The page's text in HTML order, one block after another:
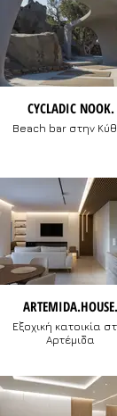
CYCLADIC NOOK.
Beach bar στην
ARTEMIDA.HOUSE.
Εξοχική κατοικία
Αρτέμιδα